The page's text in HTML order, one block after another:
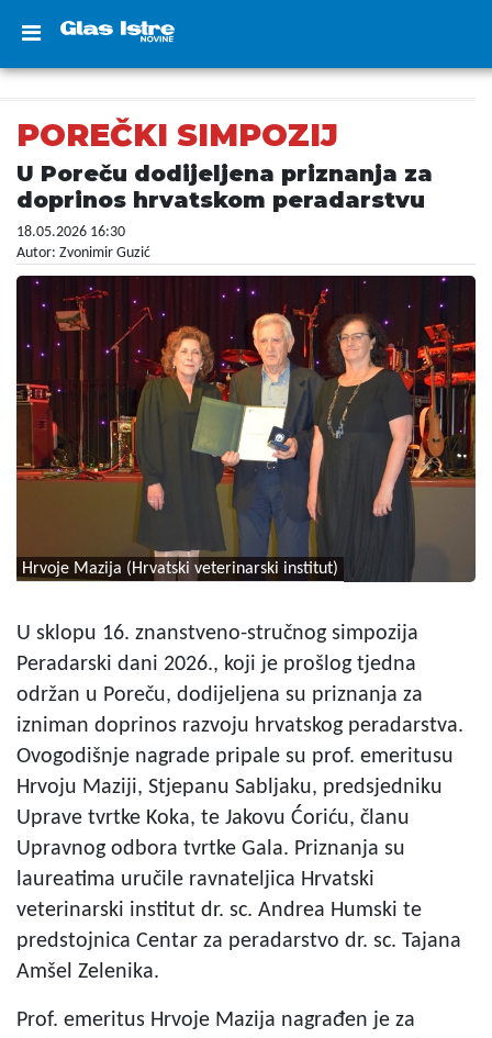
POREČKI SIMPOZIJ
U Poreču dodijeljena priznanja za
doprinos hrvatskom peradarstvu
18.05.2026 16:30
Autor: Zvonimir Guzić
Hrvoje Mazija (Hrvatski veterinarski institut)
U sklopu 16. znanstveno-stručnog simpozija
Peradarski dani 2026., koji je prošlog tjedna
održan u Poreču, dodijeljena su priznanja za
izniman doprinos razvoju hrvatskog peradarstva.
Ovogodišnje nagrade pripale su prof. emeritusu
Hrvoju Maziji, Stjepanu Sabljaku, predsjedniku
Uprave tvrtke Koka, te Jakovu Ćoriću, članu
Upravnog odbora tvrtke Gala. Priznanja su
laureatima uručile ravnateljica Hrvatski
veterinarski institut dr. sc. Andrea Humski te
predstojnica Centar za peradarstvo dr. sc. Tajana
Amšel Zelenika.
Prof. emeritus Hrvoje Mazija nagrađen je za